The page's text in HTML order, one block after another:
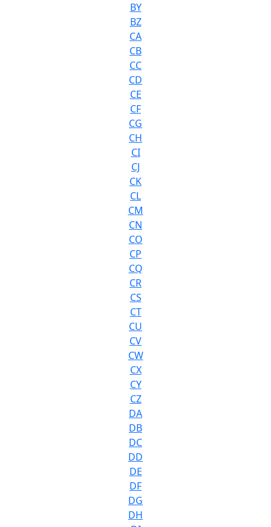
BY
BZ
CA
CB
CC
CD
CE
CF
CG
CH
CI
CJ
CK
CL
CM
CN
CO
CP
CQ
CR
CS
CT
CU
CV
CW
CX
CY
CZ
DA
DB
DC
DD
DE
DF
DG
DH